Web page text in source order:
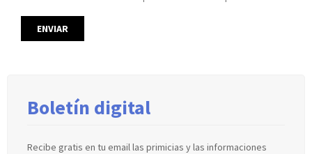
Boletín digital
Recibe gratis en tu email las primicias y las informaciones